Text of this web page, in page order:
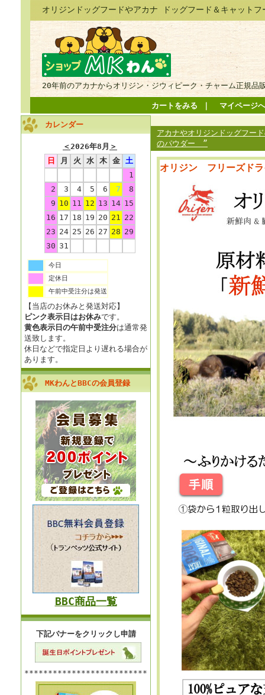
オリジンドッグフードやアカナ ドッグフード＆キャットフ
20年前のアカナからオリジン・ジウィピーク・チャーム正規品
カートをみる マイページ
カレンダー
＜2026年8月 ＞
日
月 火 水 木 金
土
1
2
3 4 5 6 7
8
9 10 11 12 13 14 15
16 17 18 19 20 21 22
23 24 25 26 27 28 29
30 31
今日
定休日
午前中受注分は発送
【当店のお休みと発送対応】
ピンク表示日はお休みです。
黄色表示日の午前中受注分は通常発
送致します。
休日などで指定日より遅れる場合が
あります。
MKわんとBBCの会員登録
BBC商品一覧
下記バナーをクリックし申請
**************************
アカナやオリジンドッグフード
のパウダー ”
オリジン フリーズド